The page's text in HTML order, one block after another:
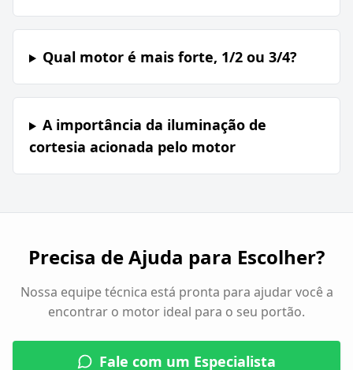
Qual motor é mais forte, 1/2 ou 3/4?
A importância da iluminação de
cortesia acionada pelo motor
Precisa de Ajuda para Escolher?
Nossa equipe técnica está pronta para ajudar você a
encontrar o motor ideal para o seu portão.
Fale com um Especialista